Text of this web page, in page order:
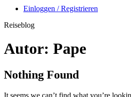
Einloggen / Registrieren
Reiseblog
Autor: Pape
Nothing Found
It seems we can’t find what you’re